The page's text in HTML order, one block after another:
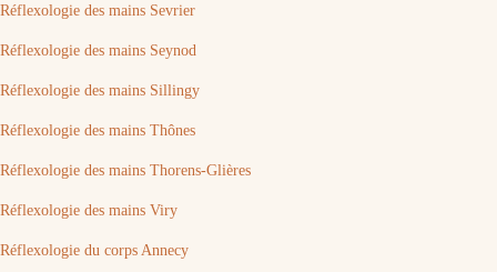
Réflexologie des mains Sevrier
Réflexologie des mains Seynod
Réflexologie des mains Sillingy
Réflexologie des mains Thônes
Réflexologie des mains Thorens-Glières
Réflexologie des mains Viry
Réflexologie du corps Annecy